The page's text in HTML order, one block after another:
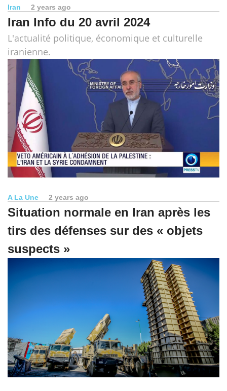
Iran 2 years ago
Iran Info du 20 avril 2024
L'actualité politique, économique et culturelle
iranienne.
A La Une 2 years ago
Situation normale en Iran après les
tirs des défenses sur des « objets
suspects »